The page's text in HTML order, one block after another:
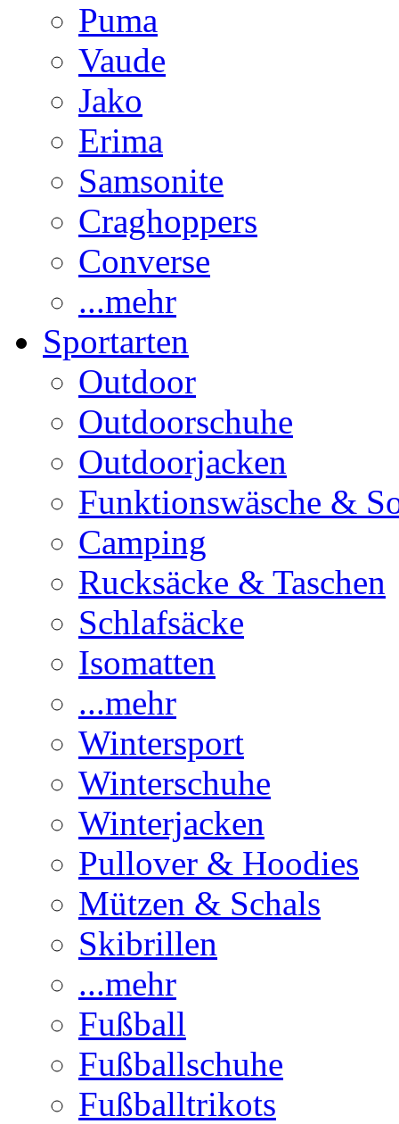
Puma
Vaude
Jako
Erima
Samsonite
Craghoppers
Converse
...mehr
Sportarten
Outdoor
Outdoorschuhe
Outdoorjacken
Funktionswäsche &
Camping
Rucksäcke & Taschen
Schlafsäcke
Isomatten
...mehr
Wintersport
Winterschuhe
Winterjacken
Pullover & Hoodies
Mützen & Schals
Skibrillen
...mehr
Fußball
Fußballschuhe
Fußballtrikots